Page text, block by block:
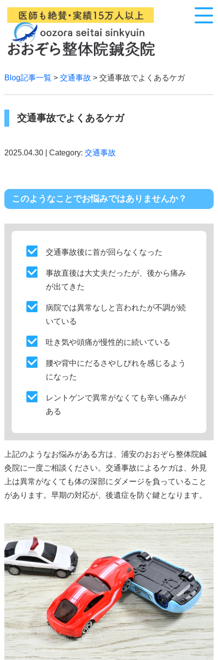
Blog記事一覧 > 交通事故 > 交通事故でよくあるケガ
交通事故でよくあるケガ
2025.04.30 | Category: 交通事故
このようなことでお悩みではありませんか？
交通事故後に首が回らなくなった
事故直後は大丈夫だったが、後から痛み
が出てきた
病院では異常なしと言われたが不調が続
いている
吐き気や頭痛が慢性的に続いている
腰や背中にだるさやしびれを感じるよう
になった
レントゲンで異常がなくても辛い痛みが
ある
上記のようなお悩みがある方は、浦安のおおぞら整体院鍼
灸院に一度ご相談ください。交通事故によるケガは、外見
上は異常がなくても体の深部にダメージを負っていること
があります。早期の対応が、後遺症を防ぐ鍵となります。